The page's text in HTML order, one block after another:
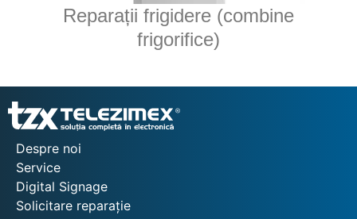
Reparații frigidere (combine
frigorifice)
Despre noi
Service
Digital Signage
Solicitare reparație